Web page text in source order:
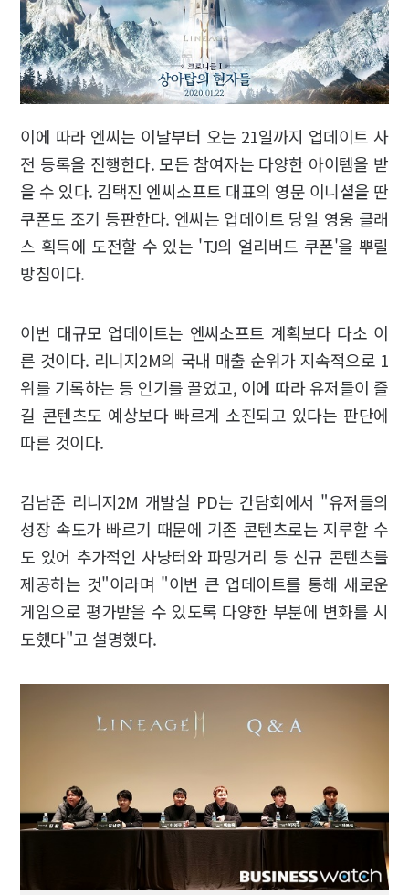
이에 따라 엔씨는 이날부터 오는 21일까지 업데이트 사
전 등록을 진행한다. 모든 참여자는 다양한 아이템을 받
을 수 있다. 김택진 엔씨소프트 대표의 영문 이니셜을 딴
쿠폰도 조기 등판한다. 엔씨는 업데이트 당일 영웅 클래
스 획득에 도전할 수 있는 'TJ의 얼리버드 쿠폰'을 뿌릴
방침이다.
이번 대규모 업데이트는 엔씨소프트 계획보다 다소 이
른 것이다. 리니지2M의 국내 매출 순위가 지속적으로 1
위를 기록하는 등 인기를 끌었고, 이에 따라 유저들이 즐
길 콘텐츠도 예상보다 빠르게 소진되고 있다는 판단에
따른 것이다.
김남준 리니지2M 개발실 PD는 간담회에서 "유저들의
성장 속도가 빠르기 때문에 기존 콘텐츠로는 지루할 수
도 있어 추가적인 사냥터와 파밍거리 등 신규 콘텐츠를
제공하는 것"이라며 "이번 큰 업데이트를 통해 새로운
게임으로 평가받을 수 있도록 다양한 부분에 변화를 시
도했다"고 설명했다.